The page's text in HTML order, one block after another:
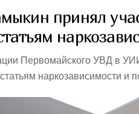
принял
Первомайского УВД в
наркозависимости и